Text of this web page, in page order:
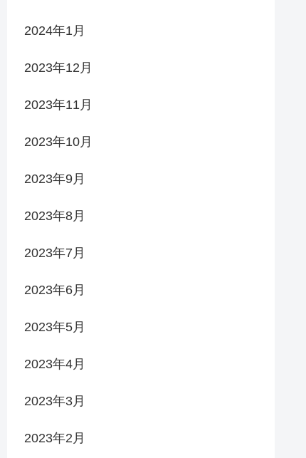
2024年1月
2023年12月
2023年11月
2023年10月
2023年9月
2023年8月
2023年7月
2023年6月
2023年5月
2023年4月
2023年3月
2023年2月